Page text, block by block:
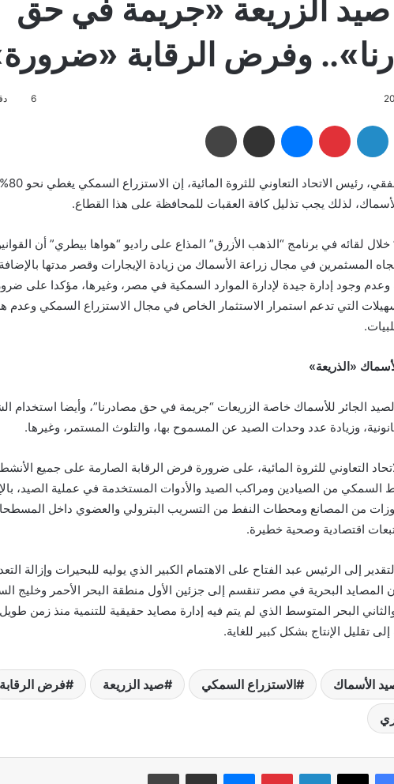
صيد الزريعة «جريمة في حق
وفرض الرقابة
6
لينكدإن بينتيريست ماسنجر مشاركة عبر البريد
قال د. محمد الفقي،
لذلك يجب تذليل كافة العقبات للمحافظة على هذا القطاع.
لقائه في برنامج “الذهب الأزرق” المذاع على راديو “هواها بيطري” أن
المسثمرين في مجال زراعة الأسماك من زيادة الإيجارات وقصر مدتها
وجود إدارة جيدة لإدارة الموارد السمكية في مصر، وغيرها، مؤكدا على
التي تدعم استمرار الاستثمار الخاص في مجال الاستزراع السمكي وعدم
«الذريعة»
الجائر للأسماك خاصة الزريعات “جريمة في حق مصادرنا”، وأيضا استخدام
وزيادة عدد وحدات الصيد عن المسموح بها، والتلوث المستمر، وغيرها.
التعاوني للثروة المائية، على ضرورة فرض الرقابة الصارمة على جميع
السمكي من الصيادين ومراكب الصيد والأدوات المستخدمة في عملية الصيد،
من المصانع ومحطات النفط من التسريب البترولي والعضوي داخل
تبعات اقتصادية وصحية خطيرة.
إلى الرئيس عبد الفتاح على الاهتمام الكبير الذي يوليه للبحيرات وإزالة
المصايد البحرية في مصر تنقسم إلى جزئين الأول منطقة البحر الأحمر وخليج
البحر المتوسط الذي لم يتم فيه إدارة مصايد حقيقية للتنمية منذ زمن
تقليل الإنتاج بشكل كبير للغاية.
الأسماك الاستزراع السمكي صيد الزريعة فرض الرقابة
فيسبوك ‫X لينكدإن بينتيريستماسنجر مشاركة عبر البريد طباعة